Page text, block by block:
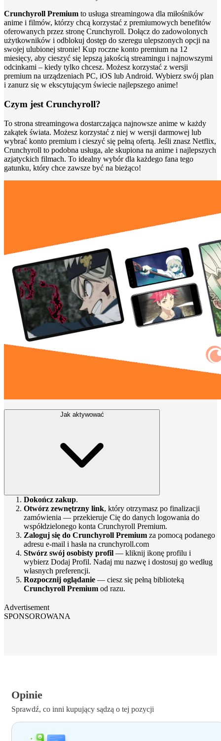
Crunchyroll Premium to usługa streamingowa dla miłośników
anime i filmów, którzy chcą korzystać z premiumowych benefitów
oferowanych przez stronę Crunchyroll. Dołącz do zadowolonych
użytkowników i odblokuj dostęp do szeregu ulepszonych opcji na
swojej ulubionej stronie! Kup roczne konto premium na 12
miesięcy, aby cieszyć się lepszą jakością streamingu i najnowszymi
odcinkami – kiedy tylko chcesz. Możesz korzystać z wersji
premium na urządzeniach PC, iOS lub Android. Wybierz swój plan
i zanurz się w ekscytującym świecie najlepszego anime!
Czym jest Crunchyroll?
To strona streamingowa dostarczająca najnowsze anime w każdy
zakątek świata. Możesz korzystać z niej w wersji darmowej lub
wybrać konto premium i cieszyć się pełną ofertą. Jeśli znasz Netflix,
Crunchyroll to podobna usługa, ale skupiona na anime i najlepszych
azjatyckich filmach. To idealny wybór dla każdego fana tego
gatunku, który chce zawsze być na bieżąco!
Jak aktywować
Dokończ zakup.
Otwórz zewnętrzny link, który otrzymasz po finalizacji
zamówienia — przekieruje Cię do danych logowania do
współdzielonego konta Crunchyroll Premium.
Zaloguj się do Crunchyroll Premium za pomocą podanego
adresu e-mail i hasła na crunchyroll.com
Stwórz swój osobisty profil — kliknij ikonę profilu i
wybierz Dodaj Profil. Nadaj mu nazwę i dostosuj go według
własnych preferencji.
Rozpocznij oglądanie — ciesz się pełną biblioteką
Crunchyroll Premium od razu.
Advertisement
SPONSOROWANA
Opinie
Sprawdź, co inni kupujący sądzą o tej pozycji